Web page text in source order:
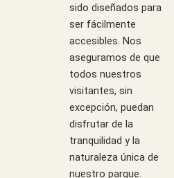
sido diseñados para
ser fácilmente
accesibles. Nos
aseguramos de que
todos nuestros
visitantes, sin
excepción, puedan
disfrutar de la
tranquilidad y la
naturaleza única de
nuestro parque.